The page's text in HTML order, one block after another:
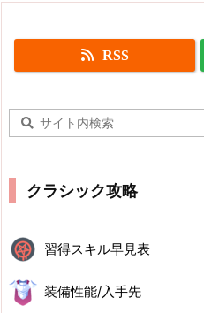
RSS
クラシック攻略
習得スキル早見表
装備性能/入手先